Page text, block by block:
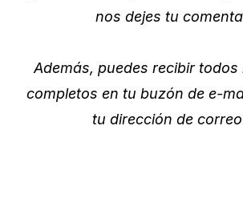
nos dejes tu
Además, puedes recibir
completos en tu buzón de e-
tu dirección de